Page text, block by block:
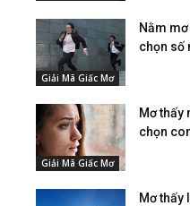
Giải Mã Giấc Mơ
Nằm
chọn số
Giải Mã Giấc Mơ
Mơ thấy
chọn
Mơ thấy